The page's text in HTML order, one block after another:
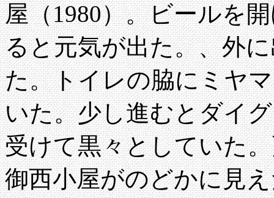
屋（1980）。ビールを
ると元気が出た。、外
た。トイレの脇にミヤ
いた。少し進むとダイ
受けて黒々としていた
御西小屋がのどかに見